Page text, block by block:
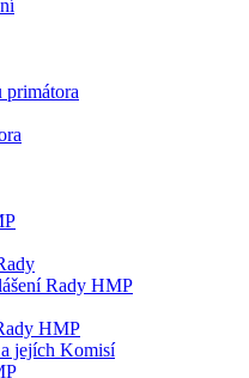
primátora
Rady HMP
HMP
jejích Komisí